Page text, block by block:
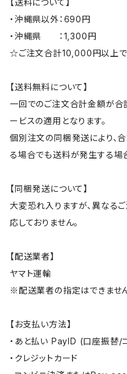
【送料について】
・沖縄県以外：690円
・沖縄県 ：1,300円
☆ご注文合計10,000円以上
【送料無料について】
一回でのご注文合計金額が
ービスの適用となります。
個別注文の同梱発送により、
る場合でも送料が発生する場
【同梱発送について】
大変恐れ入りますが、異なる
応しておりません。
【配送業者】
ヤマト運輸
※配送業者の指定はできません
【お支払い方法】
・あと払い PayID (口座振替/
・クレジットカード